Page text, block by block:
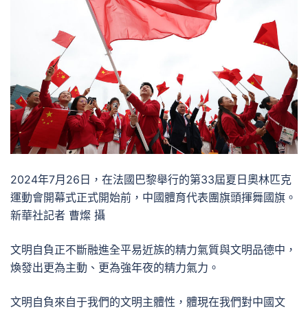
2024年7月26日，在法國巴黎舉行的第33屆夏日奧林匹克
運動會開幕式正式開始前，中國體育代表團旗頭揮舞國旗。
新華社記者 曹燦 攝
文明自負正不斷融進全平易近族的精力氣質與文明品德中，
煥發出更為主動、更為強年夜的精力氣力。
文明自負來自于我們的文明主體性，體現在我們對中國文